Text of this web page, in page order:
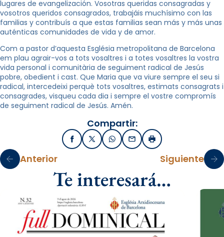
lugares de evangelización. Vosotras queridas consagradas y
vosotros queridos consagrados, trabajáis muchísimo con las
familias y contribuís a que estas familias sean más y más unas
auténticas comunidades de vida y de amor.
Com a pastor d’aquesta Església metropolitana de Barcelona
em plau agrair-vos a tots vosaltres i a totes vosaltres la vostra
vida personal i comunitària de seguiment radical de Jesús
pobre, obedient i cast. Que Maria que va viure sempre el seu si
radical, intercedeixi perquè tots vosaltres, estimats consagrats i
consagrades, visqueu cada dia i sempre el vostre compromís
de seguiment radical de Jesús. Amén.
Compartir:
FacebookX / TwitterWhatsApp
EmailImprimir
Anterior Siguiente
Te interesará…